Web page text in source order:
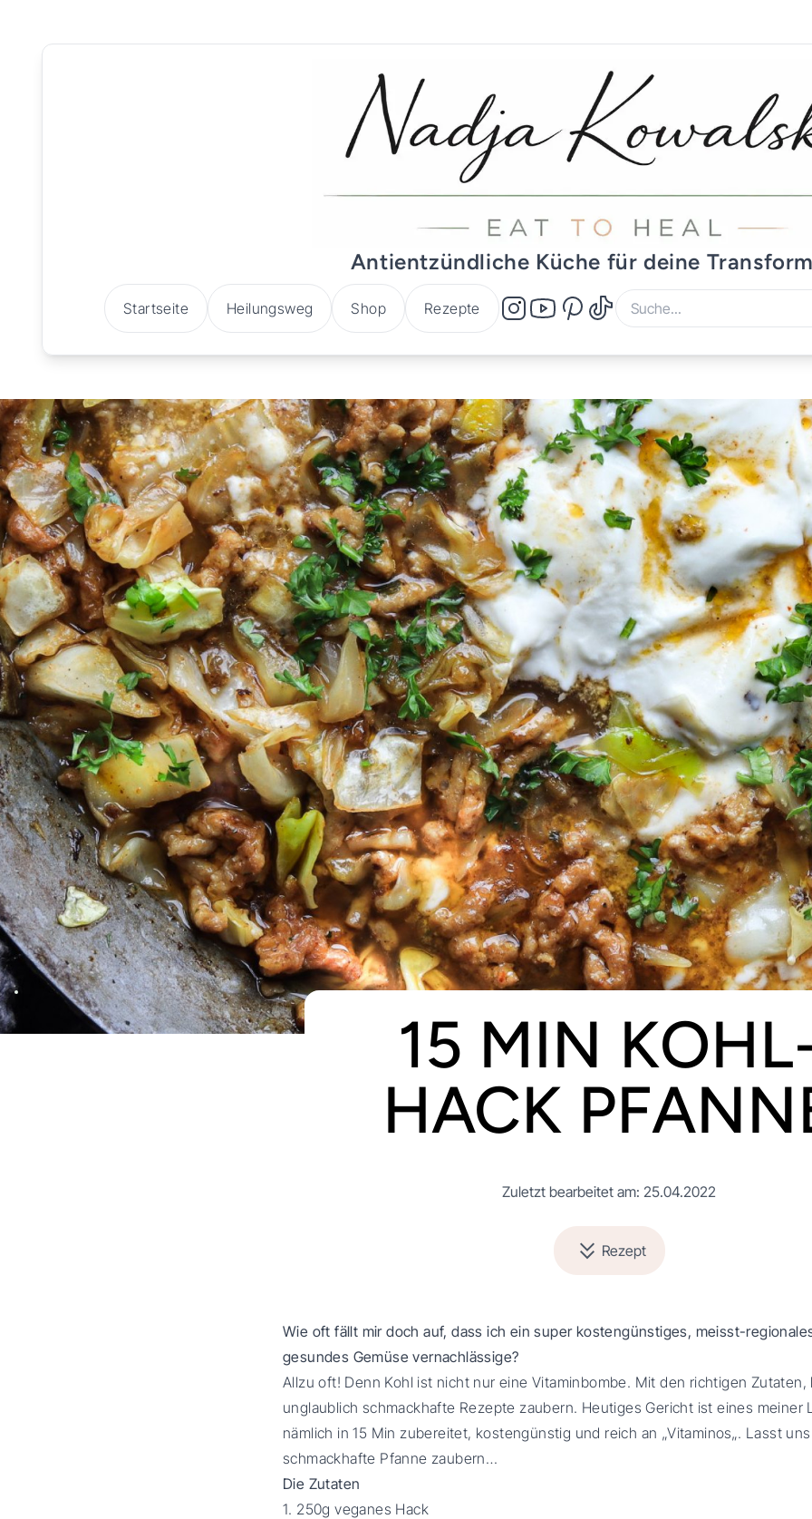
Antientzündliche Küche für deine
Startseite Heilungsweg Shop Rezepte
15 MIN
HACK
Zuletzt bearbeitet am: 25.04.2022
Rezept
Wie oft fällt mir doch auf, dass ich ein super kostengünstiges, meisst-
gesundes Gemüse vernachlässige?
Allzu oft! Denn Kohl ist nicht nur eine Vitaminbombe. Mit den richtigen Zutaten,
unglaublich schmackhafte Rezepte zaubern. Heutiges Gericht ist eines meiner
nämlich in 15 Min zubereitet, kostengünstig und reich an „Vitaminos„. Lasst
schmackhafte Pfanne zaubern…
Die Zutaten
1. 250g veganes Hack